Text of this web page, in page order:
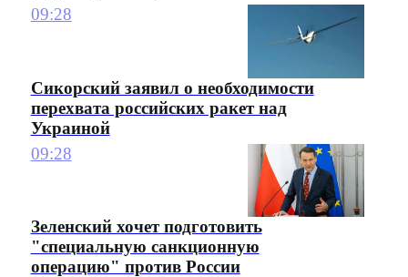
09:28
Сикорский заявил о необходимости
перехвата российских ракет над
Украиной
09:28
Зеленский хочет подготовить
"специальную санкционную
операцию" против России